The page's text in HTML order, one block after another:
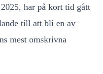
har på kort tid gått
till att bli en av
mest omskrivna